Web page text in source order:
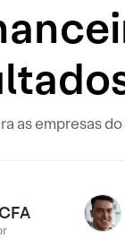
as empresas